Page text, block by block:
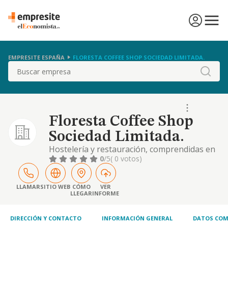
EMPRESITE ESPAÑA FLORESTA COFFEE SHOP SOCIEDAD LIMITADA.
Buscar
Floresta Coffee Shop
Sociedad Limitada.
Hostelería y restauración, comprendidas en
los siguientes códigos: 5630:
establecimientos de bebidas 5629: otros
servicios de comidas
0/5( 0 votos)
LLAMARSITIO WEB CÓMO
LLEGAR
VER
INFORME
DIRECCIÓN Y CONTACTO INFORMACIÓN GENERAL DATOS